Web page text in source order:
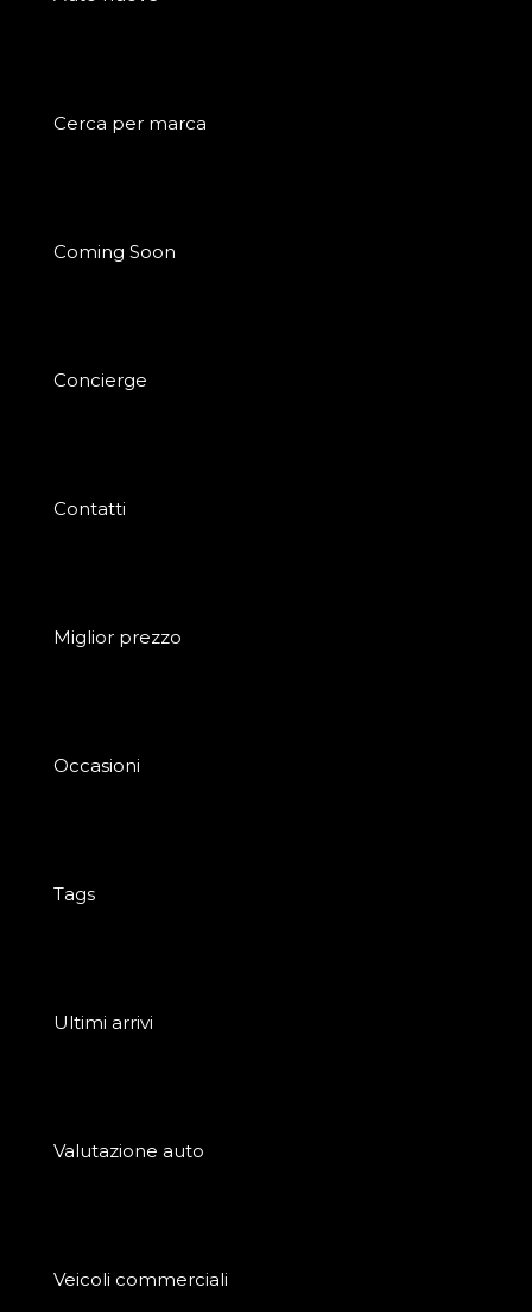
Cerca per marca
Coming Soon
Concierge
Contatti
Miglior prezzo
Occasioni
Tags
Ultimi arrivi
Valutazione auto
Veicoli commerciali